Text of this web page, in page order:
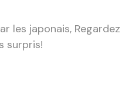
les japonais, Regardez
surpris!